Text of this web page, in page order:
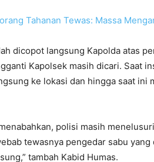
Tahanan Tewas: Massa
dicopot langsung Kapolda atas
Kapolsek masih dicari. Saat
ke lokasi dan hingga saat ini
polisi masih
tewasnya pengedar sabu
tambah Kabid Humas.